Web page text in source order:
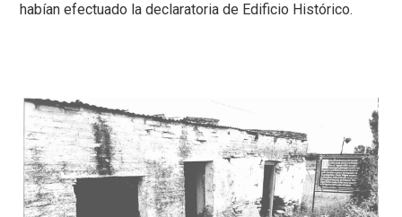
habían efectuado la declaratoria de Edificio Histórico.